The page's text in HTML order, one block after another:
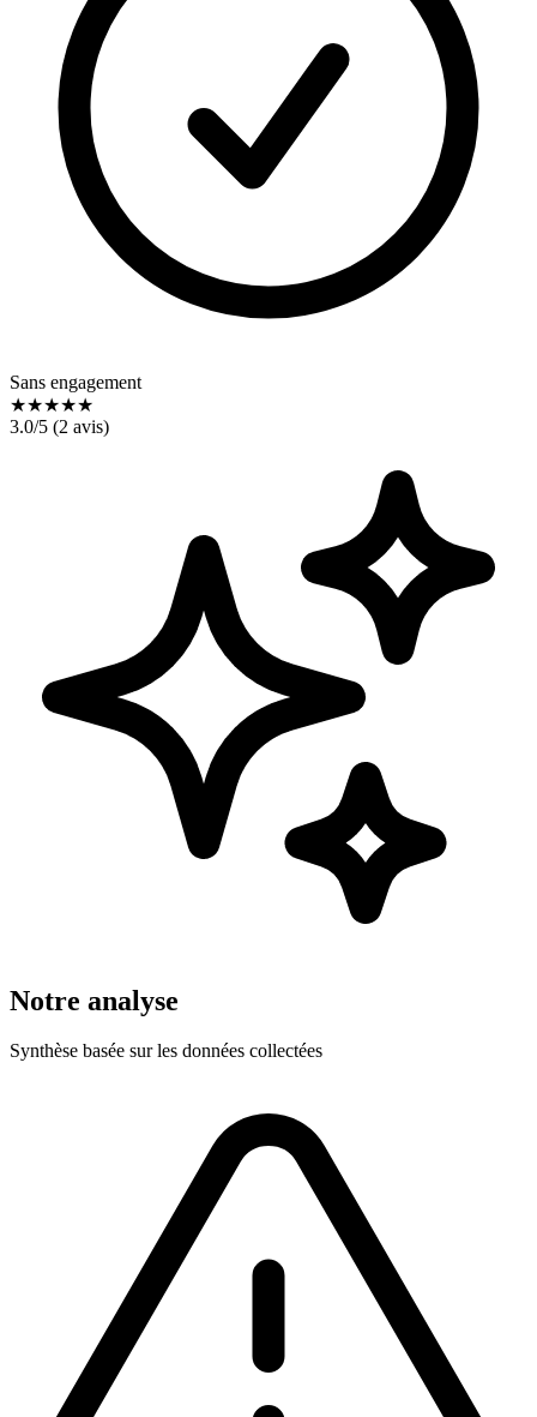
Sans engagement
★★★★★
3.0/5 (2 avis)
Notre analyse
Synthèse basée sur les données collectées